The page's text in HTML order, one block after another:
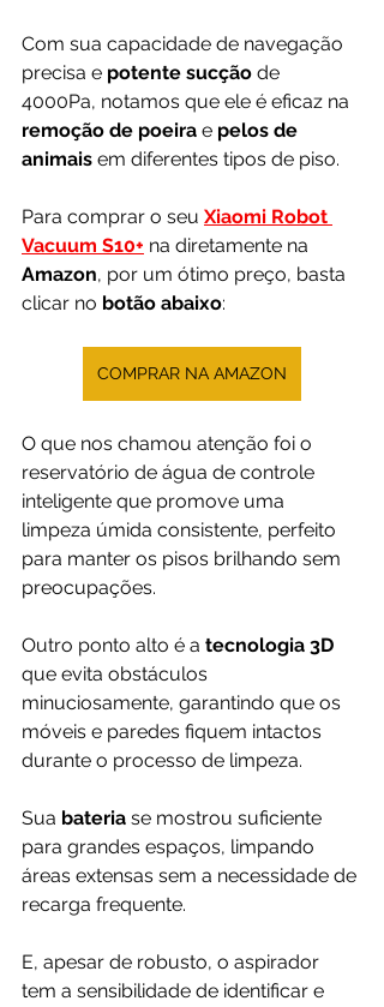
Com sua capacidade de navegação
precisa e potente sucção de
4000Pa, notamos que ele é eficaz na
remoção de poeira e pelos de
animais em diferentes tipos de piso.
Para comprar o seu Xiaomi Robot
Vacuum S10+ na diretamente na
Amazon, por um ótimo preço, basta
clicar no botão abaixo:
COMPRAR NA AMAZON
O que nos chamou atenção foi o
reservatório de água de controle
inteligente que promove uma
limpeza úmida consistente, perfeito
para manter os pisos brilhando sem
preocupações.
Outro ponto alto é a tecnologia 3D
que evita obstáculos
minuciosamente, garantindo que os
móveis e paredes fiquem intactos
durante o processo de limpeza.
Sua bateria se mostrou suficiente
para grandes espaços, limpando
áreas extensas sem a necessidade de
recarga frequente.
E, apesar de robusto, o aspirador
tem a sensibilidade de identificar e